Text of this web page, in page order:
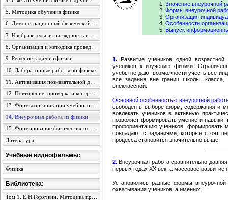
Значение внеурочной
Формы внеурочной
Организация
Особенности
Выпуск
1. Развитие учеников одной
учеников к изучению физики.
учебы не дают возможности учесть все
все задания вне границ школы, класса,
внеклассной.
Основной особенностью внеурочной
свободен в выборе форм, содержания и
вовлекать учеников в активную
позволяет формировать умение и навыки,
профориентацию учеников, формировать
совпадают с заданиями, которые стоят
процесса становится значительно выше.
2. Внеурочная работа сравнительно
первых годах ХХ век, а массовое
Установились разные формы внеурочной
охватывания учеников, а именно:
5. Методика обучения физике
9. Решение задач из физики
10. Лабораторные работы по физике
14. Внеурочная работа из физики
Литература
Учебные видеофильмы:
Физика
Библиотека: